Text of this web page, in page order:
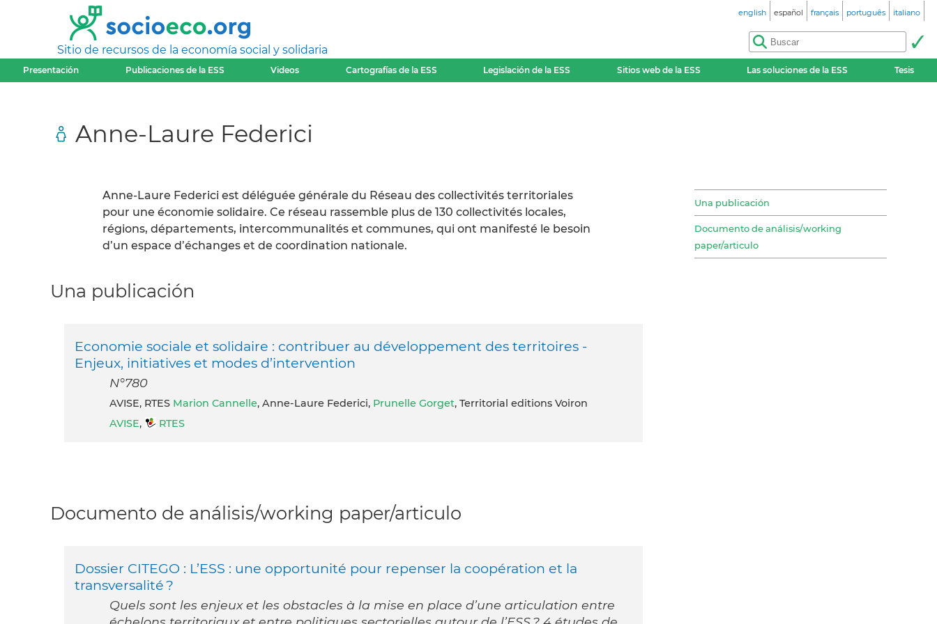
Sitio de recursos de la economía social y solidaria
english español français português italiano
Presentación Publicaciones de la ESS Videos Cartografías de la ESS Legislación de la ESS Sitios web de la ESS Las soluciones de la ESS Tesis
Anne-Laure Federici
Anne-Laure Federici est déléguée générale du Réseau des collectivités territoriales
pour une économie solidaire. Ce réseau rassemble plus de 130 collectivités locales,
régions, départements, intercommunalités et communes, qui ont manifesté le besoin
d’un espace d’échanges et de coordination nationale.
Una publicación
Documento de análisis/working
paper/articulo
Una publicación
Economie sociale et solidaire : contribuer au développement des territoires -
Enjeux, initiatives et modes d’intervention
N°780
AVISE, RTES Marion Cannelle, Anne-Laure Federici, Prunelle Gorget, Territorial editions Voiron
AVISE, RTES
Documento de análisis/working paper/articulo
Dossier CITEGO : L’ESS : une opportunité pour repenser la coopération et la
transversalité ?
Quels sont les enjeux et les obstacles à la mise en place d’une articulation entre